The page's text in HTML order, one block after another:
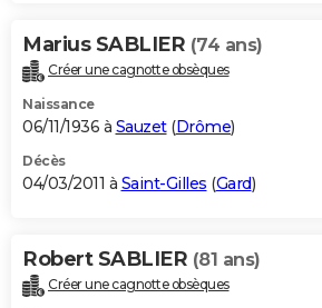
Marius SABLIER (74 ans)
Créer une cagnotte obsèques
Naissance
06/11/1936 à Sauzet(Drôme)
Décès
04/03/2011 à Saint-Gilles (Gard)
Robert SABLIER (81 ans)
Créer une cagnotte obsèques